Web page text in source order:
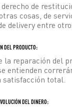
de
cosas, de
delivery entre
DEL PRODUCTO:
la reparación del
entienden
satisfacción total.
DEL DINERO: